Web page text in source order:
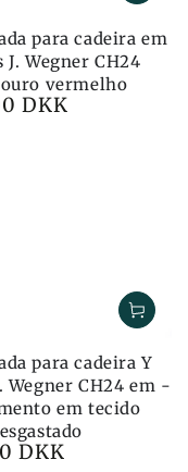
para cadeira em
J. Wegner CH24
vermelho
DKK
para cadeira Y
Wegner CH24 em -
em tecido
DKK